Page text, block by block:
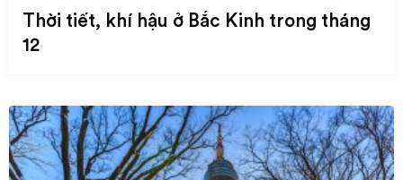
Thời tiết, khí hậu ở Bắc Kinh trong tháng
12